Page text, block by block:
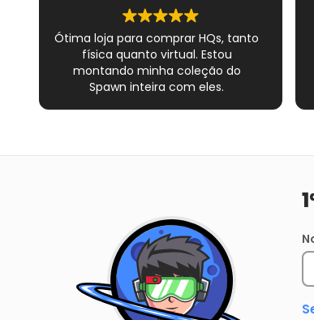
Ótima loja para comprar HQs, tanto
física quanto virtual. Estou
montando minha coleção do
Spawn inteira com eles.
dão plásticos adicionais para